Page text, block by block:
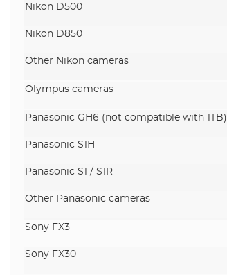
Nikon D500
Nikon D850
Other Nikon cameras
Olympus cameras
Panasonic GH6 (not compatible with 1TB)
Panasonic S1H
Panasonic S1 / S1R
Other Panasonic cameras
Sony FX3
Sony FX30